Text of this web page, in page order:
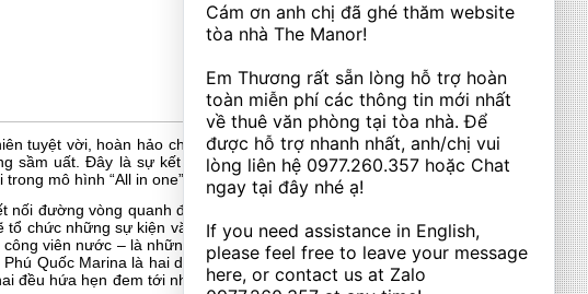
tuyệt vời, hoàn hảo cho những chuyến nghỉ dưỡng,
sầm uất. Đây là sự kết hợp hoàn hảo giữa khu nghỉ
mô hình “All in one” mà chủ đầu tư hướng tới.
đường vòng quanh đảo bằng đại lộ rộng 68m, tạo
chức những sự kiện văn hoá sôi động nhất trên đảo
viên nước – là những khu vui chơi đẳng cấp, hiện
Quốc Marina là hai dự án không kém phần nổi bật
đều hứa hẹn đem tới những điều bất ngờ không kém
Cám ơn anh chị đã ghé thăm website
tòa nhà The Manor!
Em Thương rất sẵn lòng hỗ trợ hoàn
toàn miễn phí các thông tin mới nhất
về thuê văn phòng tại tòa nhà. Để
được hỗ trợ nhanh nhất, anh/chị vui
lòng liên hệ 0977.260.357 hoặc Chat
ngay tại đây nhé ạ!
If you need assistance in English,
please feel free to leave your message